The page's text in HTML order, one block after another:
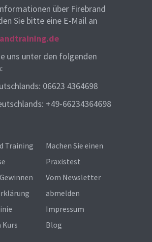
über Firebrand
Sie bitte eine E-Mail an
uns unter den folgenden
06623 4364698
+49-66234364698
Training
Kurs
Machen Sie einen
Praxistest
Vom Newsletter
abmelden
Impressum
Blog